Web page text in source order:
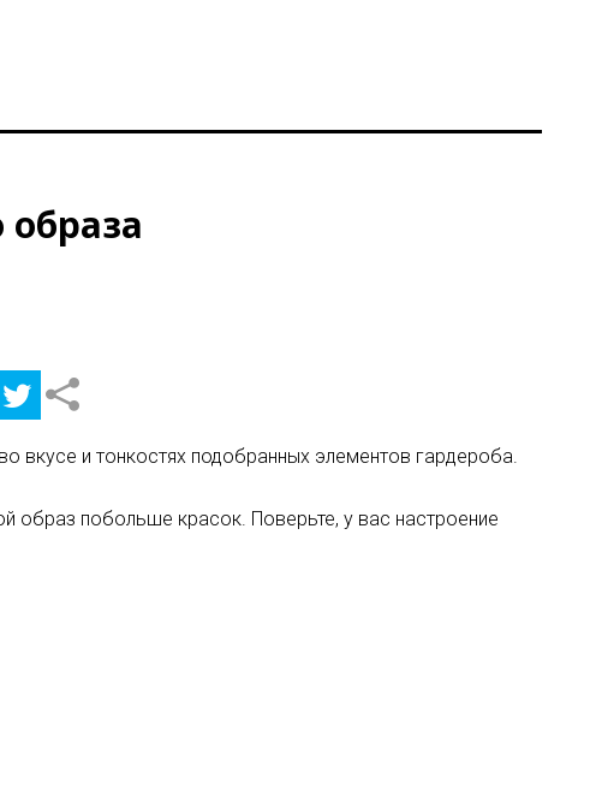
вкусе и тонкостях подобранных элементов гардероба.
образ побольше красок. Поверьте, у вас настроение